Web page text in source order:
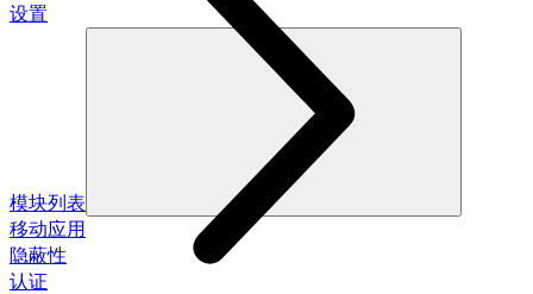
设置
模块列表
移动应用
隐蔽性
认证